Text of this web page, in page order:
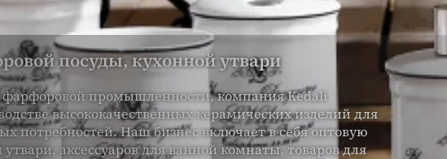
посуды, кухонной утвари
промышленности, компания Kedali
высококачественных керамических изделий для
потребностей. Наш бизнес включает в себя оптовую
аксессуаров для ванной комнаты, товаров для